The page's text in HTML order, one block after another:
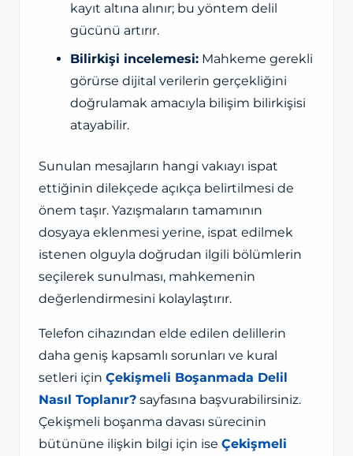
kayıt altına alınır; bu yöntem delil
gücünü artırır.
Bilirkişi incelemesi: Mahkeme gerekli
görürse dijital verilerin gerçekliğini
doğrulamak amacıyla bilişim bilirkişisi
atayabilir.
Sunulan mesajların hangi vakıayı ispat
ettiğinin dilekçede açıkça belirtilmesi de
önem taşır. Yazışmaların tamamının
dosyaya eklenmesi yerine, ispat edilmek
istenen olguyla doğrudan ilgili bölümlerin
seçilerek sunulması, mahkemenin
değerlendirmesini kolaylaştırır.
Telefon cihazından elde edilen delillerin
daha geniş kapsamlı sorunları ve kural
setleri için Çekişmeli Boşanmada Delil
Nasıl Toplanır? sayfasına başvurabilirsiniz.
Çekişmeli boşanma davası sürecinin
bütününe ilişkin bilgi için ise Çekişmeli